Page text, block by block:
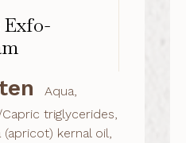
Exfo-
Aqua,
triglycerides,
kernal oil,